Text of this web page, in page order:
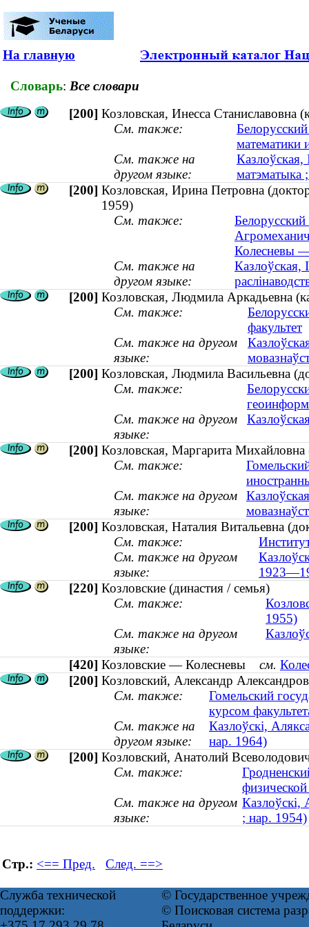
На главную
Словарь: Все словари
[200] Козловская, Инесса Станиславовна
См. также:
математики
См. также на
другом языке:
Казлоўская,
матэматыка
[200] Козловская, Ирина Петровна
1959)
См. также:
Колесневы —
См. также на
другом языке:
Казлоўская,
[200] Козловская, Людмила Аркадьевна
См. также:
факультет
См. также на другом
языке:
[200] Козловская, Людмила Васильевна
См. также:
См. также на другом
языке:
[200] Козловская, Маргарита
См. также:
См. также на другом
языке:
[200] Козловская, Наталия Витальевна
См. также:
См. также на другом
языке:
[220] Козловские (династия / семья)
См. также:
1955)
См. также на другом
языке:
[420] Козловские — Колесневы см.
[200] Козловский, Александр
См. также:
Гомельский
курсом
См. также на
другом языке:
Казлоўскі,
нар. 1964)
[200] Козловский, Анатолий
См. также:
См. также на другом
языке:
Казлоўскі,
; нар. 1954)
Стр.: <== Пред. След. ==>
Служба технической
поддержки:
© Государственное
© Поисковая система